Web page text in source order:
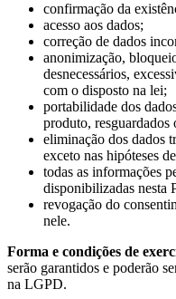
confirmação da
acesso aos dados;
correção de dados
anonimização,
desnecessários,
com o disposto na lei;
portabilidade dos
produto, resguardados
eliminação dos dados
exceto nas hipóteses
todas as informações
disponibilizadas nesta
revogação do
nele.
Forma e condições de
serão garantidos e poderão
na LGPD.